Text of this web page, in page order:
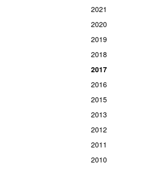
2021
2020
2019
2018
2017
2016
2015
2013
2012
2011
2010